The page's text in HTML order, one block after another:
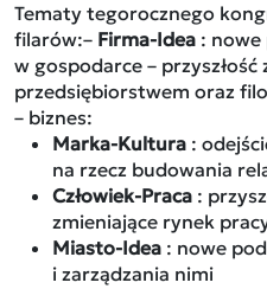
Tematy tegorocznego
filarów:– Firma-Idea : nowe
w gospodarce – przyszłość
przedsiębiorstwem oraz
– biznes:
Marka-Kultura :
na rzecz budowania
Człowiek-Praca :
zmieniające rynek
Miasto-Idea : nowe
i zarządzania nimi